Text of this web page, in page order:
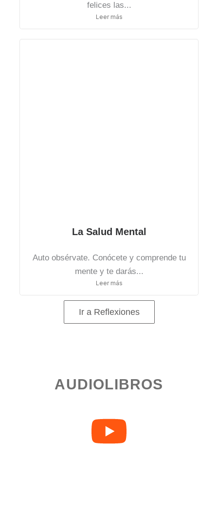
felices las...
Leer más
La Salud Mental
Auto obsérvate. Conócete y comprende tu
mente y te darás...
Leer más
Ir a Reflexiones
AUDIOLIBROS